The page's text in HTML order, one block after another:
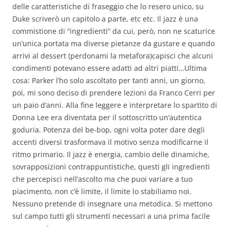
delle caratteristiche di fraseggio che lo resero unico, su
Duke scriverò un capitolo a parte, etc etc. Il jazz è una
commistione di “ingredienti” da cui, però, non ne scaturice
un’unica portata ma diverse pietanze da gustare e quando
arrivi al dessert (perdonami la metafora)capisci che alcuni
condimenti potevano essere adatti ad altri piatti…Ultima
cosa: Parker l’ho solo ascoltato per tanti anni, un giorno,
poi, mi sono deciso di prendere lezioni da Franco Cerri per
un paio d’anni. Alla fine leggere e interpretare lo spartito di
Donna Lee era diventata per il sottoscritto un’autentica
goduria. Potenza del be-bop, ogni volta poter dare degli
accenti diversi trasformava il motivo senza modificarne il
ritmo primario. Il jazz è energia, cambio delle dinamiche,
sovrapposizioni contrappuntistiche, questi gli ingredienti
che percepisci nell’ascolto ma che puoi variare a tuo
piacimento, non c’è limite, il limite lo stabiliamo noi.
Nessuno pretende di insegnare una metodica. Si mettono
sul campo tutti gli strumenti necessari a una prima facile